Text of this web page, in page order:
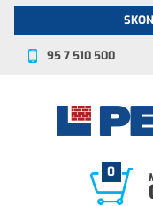
95 7 510 500
0